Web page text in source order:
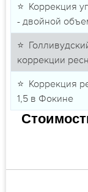
⭐ Коррекция
- двойной
⭐
коррекции
⭐ Коррекция
1,5 в Фокине